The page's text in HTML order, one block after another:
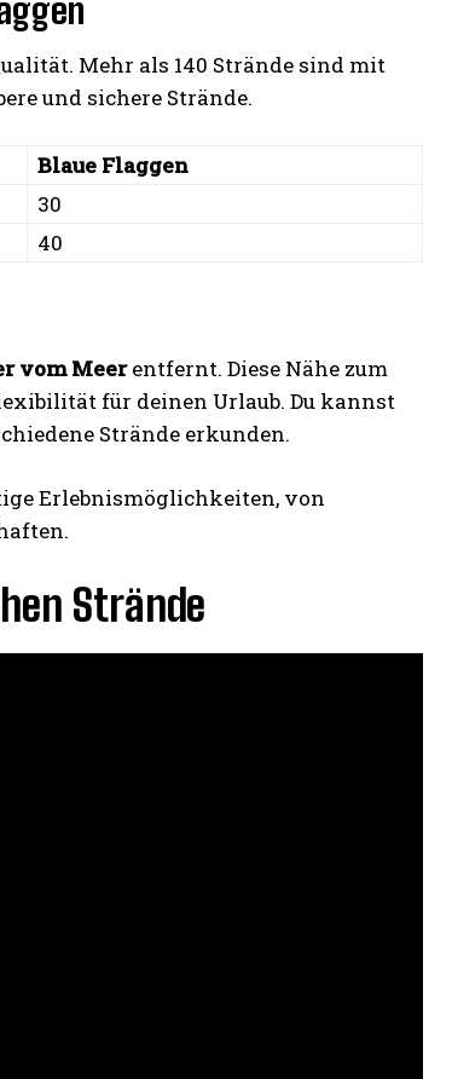
Mehr als 140 Strände sind mit
und sichere Strände.
Blaue Flaggen
30
40
vom Meerentfernt. Diese Nähe zum
für deinen Urlaub. Du kannst
Strände erkunden.
Erlebnismöglichkeiten, von
Strände